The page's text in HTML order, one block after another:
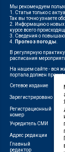
Мы рекомендуем
1. Статьи только с
Так вы точно узнаете
2. Информацию о новых
курсе всего
3. Сведения о
4.
Прогноз погоды
В регулярную
расписания
На нашем сайте - вся
портала должен
Сетевое издание
Зарегистрировано
Регистрационный
номер
Учредитель СМИ
Адрес редакции
Главный
редактор